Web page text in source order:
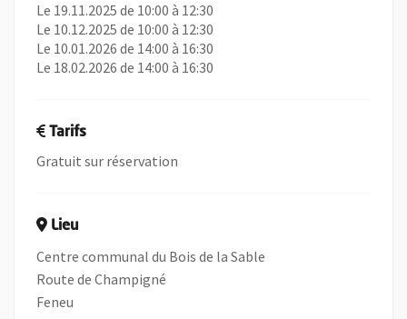
Le 19.11.2025 de 10:00 à 12:30
Le 10.12.2025 de 10:00 à 12:30
Le 10.01.2026 de 14:00 à 16:30
Le 18.02.2026 de 14:00 à 16:30
Tarifs
Gratuit sur réservation
Lieu
Centre communal du Bois de la Sable
Route de Champigné
Feneu